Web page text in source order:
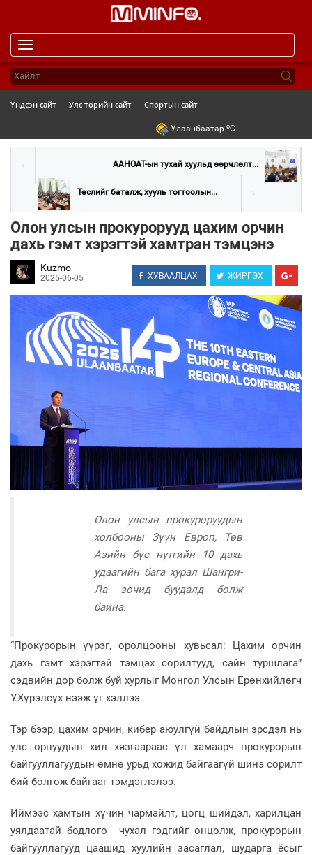
navigation
Үндсэн сайт Улс төрийн сайт Спортын сайт
Улаанбаатар oC
ААНОАТ-ын тухай хуульд өөрчлөлт...
Төслийг баталж, хууль тогтоолын...
Олон улсын прокурорууд цахим орчин
дахь гэмт хэрэгтэй хамтран тэмцэнэ
Kuzmo
2025-06-05 ХУВААЛЦАХ ЖИРГЭХ
Олон улсын прокуроруудын
холбооны Зүүн Европ, Төв
Азийн бүс нутгийн 10 дахь
удаагийн бага хурал Шангри-
Ла зочид буудалд болж
байна.
“Прокурорын үүрэг, оролцооны хувьсал: Цахим орчин
дахь гэмт хэрэгтэй тэмцэх сорилтууд, сайн туршлага”
сэдвийн дор болж буй хурлыг Монгол Улсын Ерөнхийлөгч
У.Хүрэлсүх нээж үг хэллээ.
Тэр бээр, цахим орчин, кибер аюулгүй байдлын эрсдэл нь
улс орнуудын хил хязгаараас үл хамаарч прокурорын
байгууллагуудын өмнө урьд хожид байгаагүй шинэ сорилт
бий болгож байгааг тэмдэглэлээ.
Иймээс хамтын хүчин чармайлт, цогц шийдэл, харилцан
уялдаатай бодлого чухал гэдгийг онцолж, прокурорын
байгууллагууд цаашид хуулийн засаглал, шударга ёсыг